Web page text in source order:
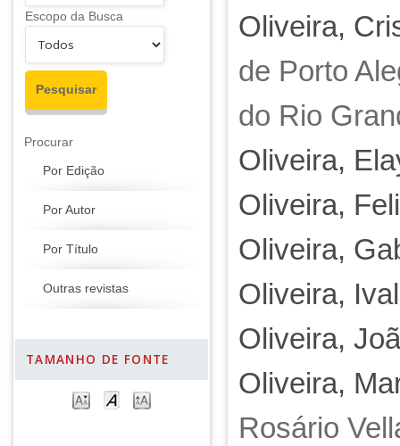
Escopo da Busca
Procurar
Por Edição
Por Autor
Por Título
Outras revistas
TAMANHO DE FONTE
Oliveira,
de Porto
do Rio
Oliveira,
Oliveira,
Oliveira,
Oliveira,
Oliveira,
Oliveira,
Rosário